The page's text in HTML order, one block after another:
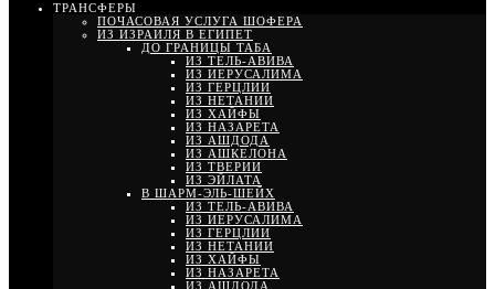
ТРАНСФЕРЫ
ПОЧАСОВАЯ УСЛУГА ШОФЕРА
ИЗ ИЗРАИЛЯ В ЕГИПЕТ
ДО ГРАНИЦЫ ТАБА
ИЗ ТЕЛЬ-АВИВА
ИЗ ИЕРУСАЛИМА
ИЗ ГЕРЦЛИИ
ИЗ НЕТАНИИ
ИЗ ХАЙФЫ
ИЗ НАЗАРЕТА
ИЗ АШДОДА
ИЗ АШКЕЛОНА
ИЗ ТВЕРИИ
ИЗ ЭЙЛАТА
В ШАРМ-ЭЛЬ-ШЕЙХ
ИЗ ТЕЛЬ-АВИВА
ИЗ ИЕРУСАЛИМА
ИЗ ГЕРЦЛИИ
ИЗ НЕТАНИИ
ИЗ ХАЙФЫ
ИЗ НАЗАРЕТА
ИЗ АШДОДА